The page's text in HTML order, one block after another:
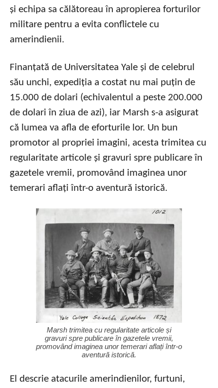
și echipa sa călătoreau în apropierea forturilor
militare pentru a evita conflictele cu
amerindienii.
Finanțată de Universitatea Yale și de celebrul
său unchi, expediția a costat nu mai puțin de
15.000 de dolari (echivalentul a peste 200.000
de dolari în ziua de azi), iar Marsh s-a asigurat
că lumea va afla de eforturile lor. Un bun
promotor al propriei imagini, acesta trimitea cu
regularitate articole și gravuri spre publicare în
gazetele vremii, promovând imaginea unor
temerari aflați într-o aventură istorică.
Marsh trimitea cu regularitate articole și
gravuri spre publicare în gazetele vremii,
promovând imaginea unor temerari aflați într-o
aventură istorică.
El descrie atacurile amerindienilor, furtuni,